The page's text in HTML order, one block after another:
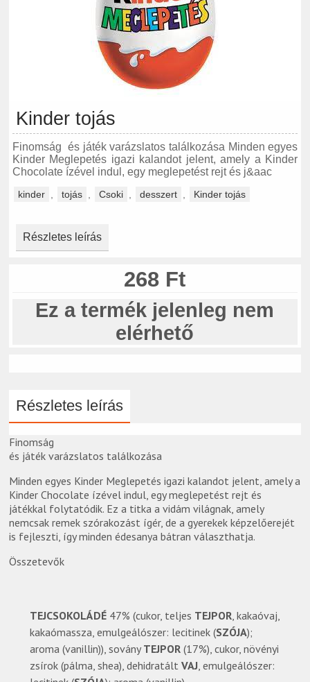
Kinder tojás
Finomság és játék varázslatos találkozása Minden egyes
Kinder Meglepetés igazi kalandot jelent, amely a Kinder
Chocolate ízével indul, egy meglepetést rejt és j&aac
kinder tojás Csoki desszert Kinder tojás
Részletes leírás
268 Ft
Ez a termék jelenleg nem
elérhető
Részletes leírás
Finomság
és játék varázslatos találkozása
Minden egyes Kinder Meglepetés igazi kalandot jelent, amely a
Kinder Chocolate ízével indul, egy meglepetést rejt és
játékkal folytatódik. Ez a titka a vidám világnak, amely
nemcsak remek szórakozást ígér, de a gyerekek képzelőerejét
is fejleszti, így minden édesanya bátran választhatja.
Összetevők
TEJCSOKOLÁDÉ 47% (cukor, teljes TEJPOR, kakaóvaj,
kakaómassza, emulgeálószer: lecitinek (SZÓJA);
aroma (vanillin)), sovány TEJPOR(17%), cukor, növényi
zsírok (pálma, shea), dehidratáltVAJ, emulgeálószer: